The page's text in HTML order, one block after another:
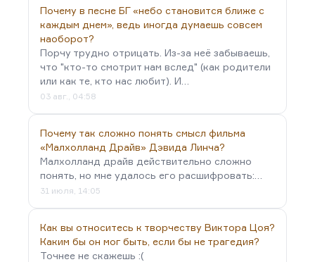
И Уайльда, и Стивенсона в XX веке всё время
пытаются прочесть с позиций…
Почему в песне БГ «небо становится ближе с
каждым днем», ведь иногда думаешь совсем
наоборот?
Порчу трудно отрицать. Из-за неё забываешь,
что "кто-то смотрит нам вслед" (как родители
или как те, кто нас любит). И…
03 авг., 04:58
Почему так сложно понять смысл фильма
«Малхолланд Драйв» Дэвида Линча?
Малхолланд драйв действительно сложно
понять, но мне удалось его расшифровать:…
31 июля, 14:05
Как вы относитесь к творчеству Виктора Цоя?
Каким бы он мог быть, если бы не трагедия?
Точнее не скажешь :(